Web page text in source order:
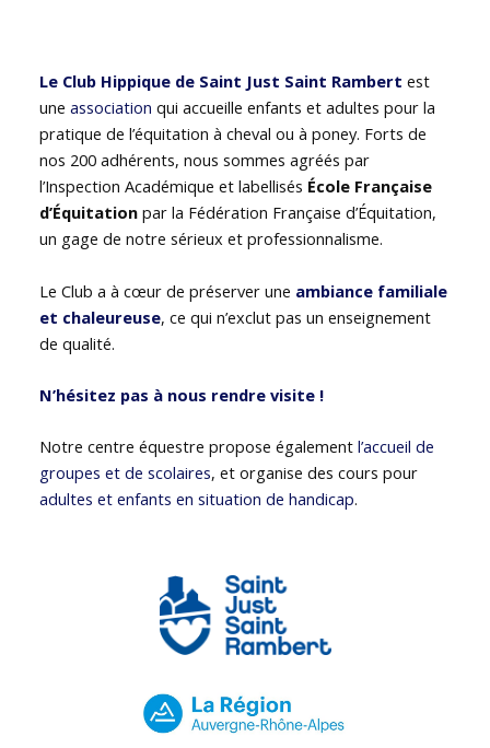
Le Club Hippique de Saint Just Saint Rambert est
uneassociation qui accueille enfants et adultes pour la
pratique de l’équitation à cheval ou à poney. Forts de
nos 200 adhérents, nous sommes agréés par
l’Inspection Académique et labellisés École Française
d’Équitation par la Fédération Française d’Équitation,
un gage de notre sérieux et professionnalisme.
Le Club a à cœur de préserver une ambiance familiale
et chaleureuse, ce qui n’exclut pas un enseignement
de qualité.
N’hésitez pas à nous rendre visite !
Notre centre équestre propose égalementl’accueil de
groupes et de scolaires, et organise des cours pour
adultes et enfants en situation de handicap.